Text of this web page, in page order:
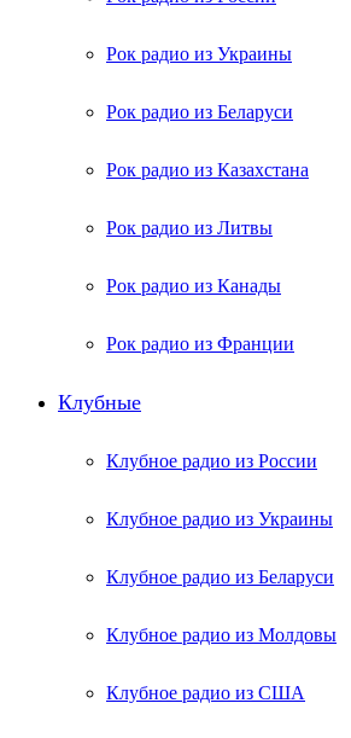
Рок радио из Украины
Рок радио из Беларуси
Рок радио из Казахстана
Рок радио из Литвы
Рок радио из Канады
Рок радио из Франции
Клубные
Клубное радио из России
Клубное радио из Украины
Клубное радио из Беларуси
Клубное радио из Молдовы
Клубное радио из США